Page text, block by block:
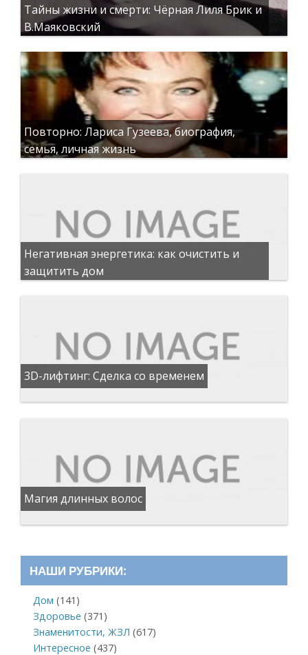
Тайны жизни и смерти: Чёрная Лиля Брик и
В.Маяковский
Повторно: Лариса Гузеева, биография,
семья, личная жизнь
Негативная энергетика: как очистить и
защитить дом
3D-лифтинг: Сделка со временем
Магия длинных волос
НАШИ РУБРИКИ:
Дом (141)
Здоровье (371)
Знаменитости, ЖЗЛ (617)
Интересное (437)